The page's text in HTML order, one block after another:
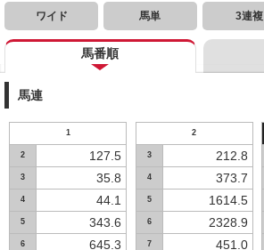
ワイド 馬単 3連複
馬番順
馬連
1
2 127.5
3 35.8
4 44.1
5 343.6
6 645.3
2
3 212.8
4 373.7
5 1614.5
6 2328.9
7 451.0